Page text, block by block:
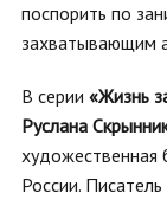
поспорить по
захватывающим
В серии «Жизнь
Руслана
художественная
России.